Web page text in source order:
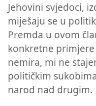
Jehovini svjedoci,
miješaju se u
Premda u ovom
konkretne
nemira, mi ne
političkim
narod nad drugim.